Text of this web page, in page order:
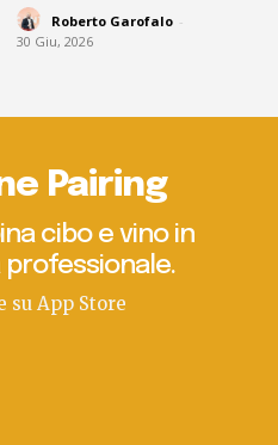
Roberto Garofalo -
30 Giu, 2026
Pairing
cibo e vino in
professionale.
su App Store